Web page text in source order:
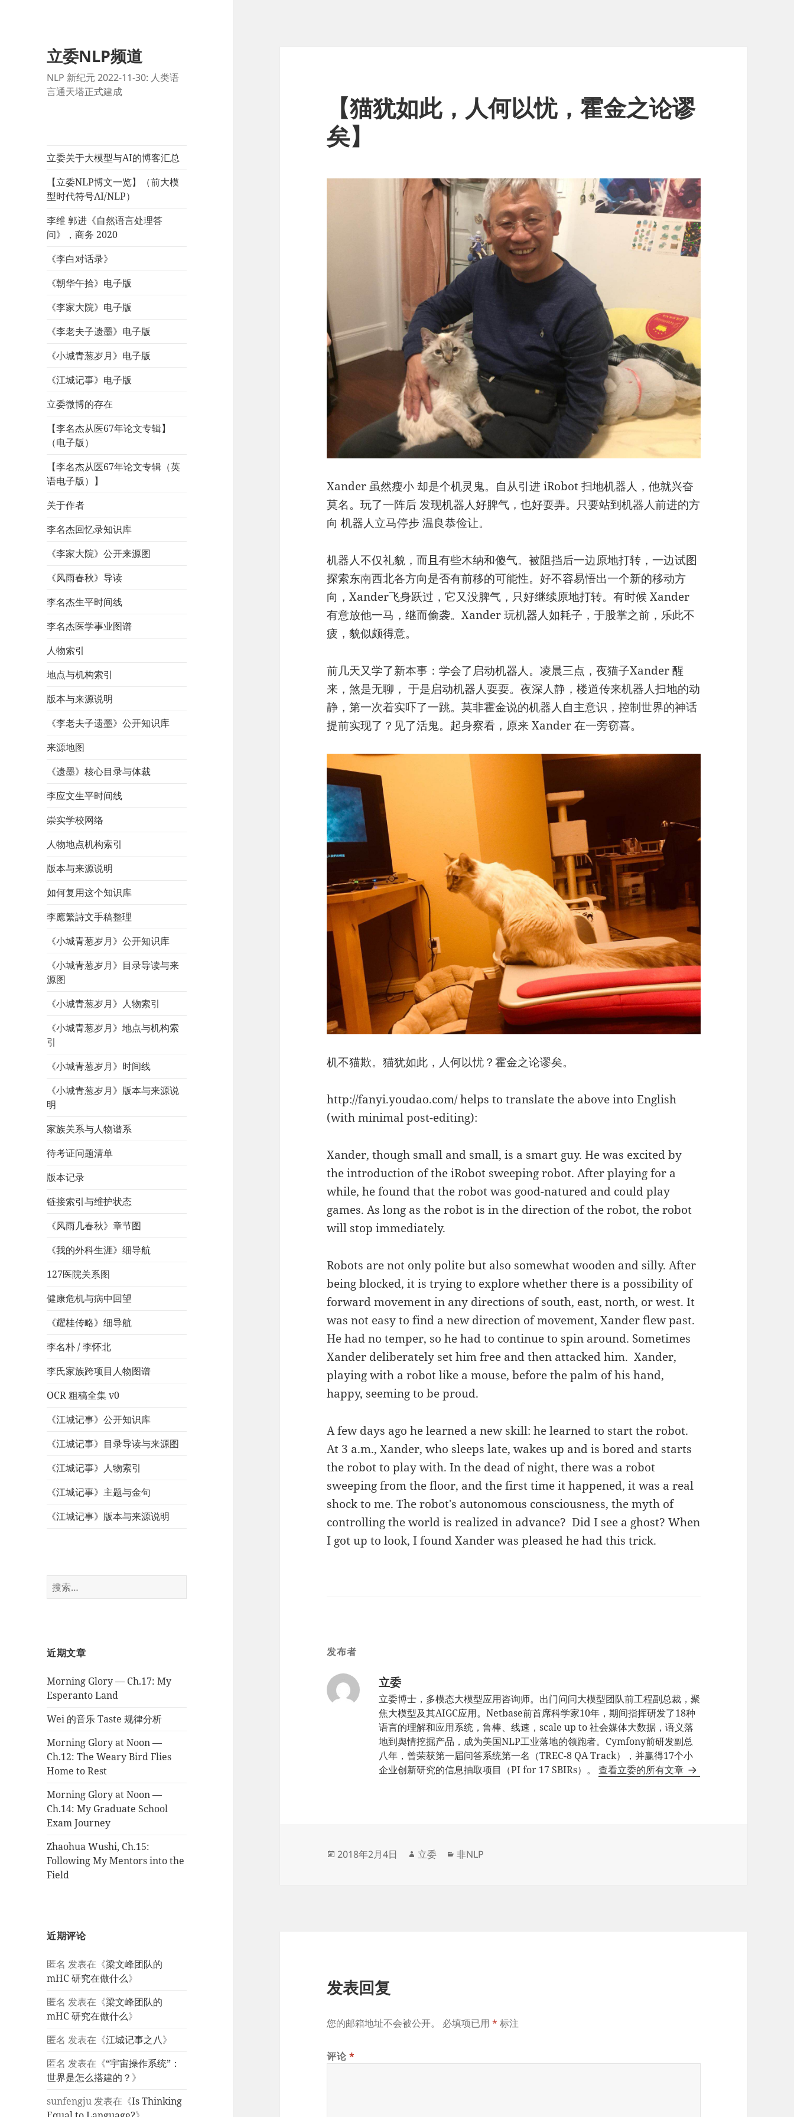
立委NLP频道
NLP 新纪元 2022-11-30: 人类语
言通天塔正式建成
立委关于大模型与AI的博客汇总
【立委NLP博文一览】（前大模
型时代符号AI/NLP）
李维 郭进《自然语言处理答
问》，商务 2020
《李白对话录》
《朝华午拾》电子版
《李家大院》电子版
《李老夫子遗墨》电子版
《小城青葱岁月》电子版
《江城记事》电子版
立委微博的存在
【李名杰从医67年论文专辑】
（电子版）
【李名杰从医67年论文专辑（英
语电子版）】
关于作者
李名杰回忆录知识库
《李家大院》公开来源图
《风雨春秋》导读
李名杰生平时间线
李名杰医学事业图谱
人物索引
地点与机构索引
版本与来源说明
《李老夫子遗墨》公开知识库
来源地图
《遗墨》核心目录与体裁
李应文生平时间线
崇实学校网络
人物地点机构索引
版本与来源说明
如何复用这个知识库
李應繁詩文手稿整理
《小城青葱岁月》公开知识库
《小城青葱岁月》目录导读与来
源图
《小城青葱岁月》人物索引
《小城青葱岁月》地点与机构索
引
《小城青葱岁月》时间线
《小城青葱岁月》版本与来源说
明
家族关系与人物谱系
待考证问题清单
版本记录
链接索引与维护状态
《风雨几春秋》章节图
《我的外科生涯》细导航
127医院关系图
健康危机与病中回望
《耀桂传略》细导航
李名朴 / 李怀北
李氏家族跨项目人物图谱
OCR 粗稿全集 v0
《江城记事》公开知识库
《江城记事》目录导读与来源图
《江城记事》人物索引
《江城记事》主题与金句
《江城记事》版本与来源说明
搜
索：
近期文章
Morning Glory — Ch.17: My
Esperanto Land
Wei 的音乐 Taste 规律分析
Morning Glory at Noon —
Ch.12: The Weary Bird Flies
Home to Rest
Morning Glory at Noon —
Ch.14: My Graduate School
Exam Journey
Zhaohua Wushi, Ch.15:
Following My Mentors into the
Field
近期评论
匿名 发表在《梁文峰团队的
mHC 研究在做什么》
匿名 发表在《梁文峰团队的
mHC 研究在做什么》
匿名 发表在《江城记事之八》
匿名 发表在《“宇宙操作系统”：
世界是怎么搭建的？ 》
sunfengju发表在《Is Thinking
【猫犹如此，人何以忧，霍金之论谬
矣】
Xander 虽然瘦小 却是个机灵鬼。自从引进 iRobot 扫地机器人，他就兴奋
莫名。玩了一阵后 发现机器人好脾气，也好耍弄。只要站到机器人前进的方
向 机器人立马停步 温良恭俭让。
机器人不仅礼貌，而且有些木纳和傻气。被阻挡后一边原地打转，一边试图
探索东南西北各方向是否有前移的可能性。好不容易悟出一个新的移动方
向，Xander飞身跃过，它又没脾气，只好继续原地打转。有时候 Xander
有意放他一马，继而偷袭。Xander 玩机器人如耗子，于股掌之前，乐此不
疲，貌似颇得意。
前几天又学了新本事：学会了启动机器人。凌晨三点，夜猫子Xander 醒
来，煞是无聊， 于是启动机器人耍耍。夜深人静，楼道传来机器人扫地的动
静，第一次着实吓了一跳。莫非霍金说的机器人自主意识，控制世界的神话
提前实现了？见了活鬼。起身察看，原来 Xander 在一旁窃喜。
机不猫欺。猫犹如此，人何以忧？霍金之论谬矣。
http://fanyi.youdao.com/ helps to translate the above into English
(with minimal post-editing):
Xander, though small and small, is a smart guy. He was excited by
the introduction of the iRobot sweeping robot. After playing for a
while, he found that the robot was good-natured and could play
games. As long as the robot is in the direction of the robot, the robot
will stop immediately.
Robots are not only polite but also somewhat wooden and silly. After
being blocked, it is trying to explore whether there is a possibility of
forward movement in any directions of south, east, north, or west. It
was not easy to find a new direction of movement, Xander flew past.
He had no temper, so he had to continue to spin around. Sometimes
Xander deliberately set him free and then attacked him. Xander,
playing with a robot like a mouse, before the palm of his hand,
happy, seeming to be proud.
A few days ago he learned a new skill: he learned to start the robot.
At 3 a.m., Xander, who sleeps late, wakes up and is bored and starts
the robot to play with. In the dead of night, there was a robot
sweeping from the floor, and the first time it happened, it was a real
shock to me. The robot's autonomous consciousness, the myth of
controlling the world is realized in advance? Did I see a ghost? When
I got up to look, I found Xander was pleased he had this trick.
发布者
立委
立委博士，多模态大模型应用咨询师。出门问问大模型团队前工程副总裁，聚
焦大模型及其AIGC应用。Netbase前首席科学家10年，期间指挥研发了18种
语言的理解和应用系统，鲁棒、线速，scale up to 社会媒体大数据，语义落
地到舆情挖掘产品，成为美国NLP工业落地的领跑者。Cymfony前研发副总
八年，曾荣获第一届问答系统第一名（TREC-8 QA Track），并赢得17个小
企业创新研究的信息抽取项目（PI for 17 SBIRs）。查看立委的所有文章
发
2018年2月4日
作
立委
分
非NLP
发表回复
您的邮箱地址不会被公开。 必填项已用* 标注
评论*